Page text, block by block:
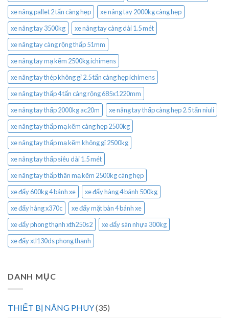
xe nâng pallet 2 tấn càng hẹp
xe nâng tay 2000kg càng hẹp
xe nâng tay 3500kg
xe nâng tay càng dài 1.5 mét
xe nâng tay càng rộng thấp 51mm
xe nâng tay mạ kẽm 2500kg ichimens
xe nâng tay thép không gỉ 2.5 tấn càng hẹp ichimens
xe nâng tay thấp 4 tấn càng rộng 685x1220mm
xe nâng tay thấp 2000kg ac20m
xe nâng tay thấp càng hẹp 2.5 tấn niuli
xe nâng tay thấp mạ kẽm càng hẹp 2500kg
xe nâng tay thấp mạ kẽm không gỉ 2500kg
xe nâng tay thấp siêu dài 1.5 mét
xe nâng tay thấp thân mạ kẽm 2500kg càng hẹp
xe đẩy 600kg 4 bánh xe
xe đẩy hàng 4 bánh 500kg
xe đẩy hàng x370c
xe đẩy mặt bàn 4 bánh xe
xe đẩy phong thạnh xth250s2
xe đẩy sàn nhựa 300kg
xe đẩy xtl130ds phong thạnh
DANH MỤC
THIẾT BỊ NÂNG PHUY(35)